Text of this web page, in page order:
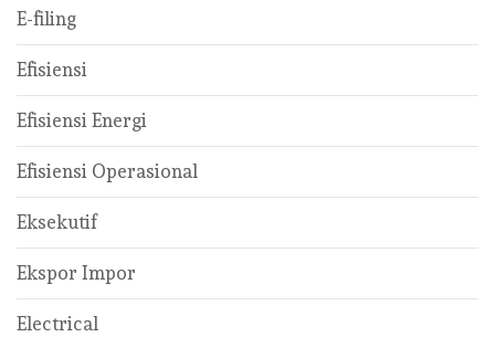
E-filing
Efisiensi
Efisiensi Energi
Efisiensi Operasional
Eksekutif
Ekspor Impor
Electrical